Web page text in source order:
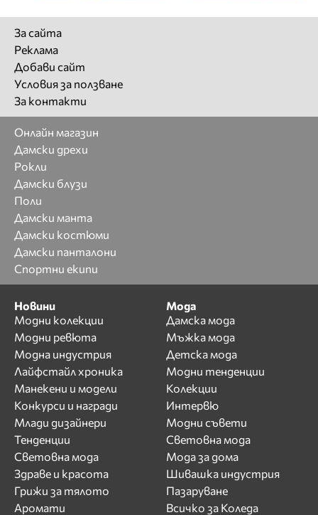
За сайта
Реклама
Добави сайт
Условия за ползване
За контакти
Онлайн магазин
Дамски дрехи
Рокли
Дамски блузи
Поли
Дамски манта
Дамски костюми
Дамски панталони
Спортни екипи
Новини
Модни колекции
Модни ревюта
Модна индустрия
Лайфстайл хроника
Манекени и модели
Конкурси и награди
Млади дизайнери
Тенденции
Световна мода
Здраве и красота
Грижи за тялото
Аромати
Мода
Дамска мода
Мъжка мода
Детска мода
Модни тенденции
Колекции
Интервю
Модни съвети
Световна мода
Мода за дома
Шивашка индустрия
Пазаруване
Всичко за Коледа